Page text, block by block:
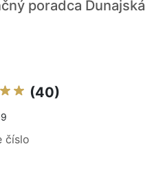
poradca Dunajská
(40)
číslo